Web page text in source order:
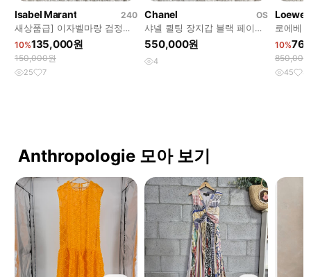
Isabel Marant
240
새상품급] 이자벨마랑 검정색
아일렛 스트랩 샌들
10%135,000원
150,000원
25 7
Chanel
OS
샤넬 퀼팅 장지갑 블랙 페이던
트 레더
550,000원
4
Loewe
로에베
숄더백
10%
850,000
45 8
Anthropologie 모아 보기